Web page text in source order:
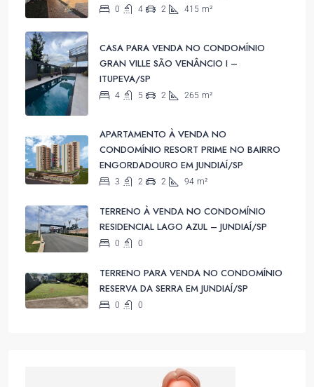
0 4 2 415 m²
CASA PARA VENDA NO CONDOMÍNIO
GRAN VILLE SÃO VENÂNCIO I –
ITUPEVA/SP
4 5 2 265 m²
APARTAMENTO À VENDA NO
CONDOMÍNIO RESORT PRIME NO BAIRRO
ENGORDADOURO EM JUNDIAÍ/SP
3 2 2 94 m²
TERRENO À VENDA NO CONDOMÍNIO
RESIDENCIAL LAGO AZUL – JUNDIAÍ/SP
0 0
TERRENO PARA VENDA NO CONDOMÍNIO
RESERVA DA SERRA EM JUNDIAÍ/SP
0 0